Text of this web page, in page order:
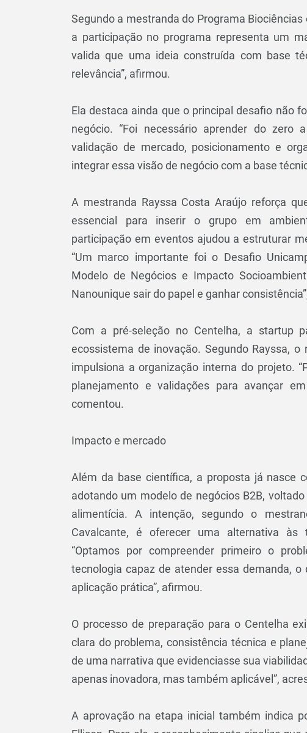
Segundo a mestranda do Programa
a participação no programa representa um
valida que uma ideia construída com base
relevância”, afirmou.
Ela destaca ainda que o principal desafio não
negócio. “Foi necessário aprender do zero
validação de mercado, posicionamento e
integrar essa visão de negócio com a base
A mestranda Rayssa Costa Araújo reforça
essencial para inserir o grupo em
participação em eventos ajudou a estruturar
“Um marco importante foi o Desafio
Modelo de Negócios e Impacto
Nanounique sair do papel e ganhar
Com a pré-seleção no Centelha, a startup
ecossistema de inovação. Segundo Rayssa,
impulsiona a organização interna do projeto.
planejamento e validações para avançar
comentou.
Impacto e mercado
Além da base científica, a proposta já nasce
adotando um modelo de negócios B2B,
alimentícia. A intenção, segundo o
Cavalcante, é oferecer uma alternativa às
“Optamos por compreender primeiro o
tecnologia capaz de atender essa demanda,
aplicação prática”, afirmou.
O processo de preparação para o Centelha
clara do problema, consistência técnica e
de uma narrativa que evidenciasse sua
apenas inovadora, mas também aplicável”,
A aprovação na etapa inicial também indica